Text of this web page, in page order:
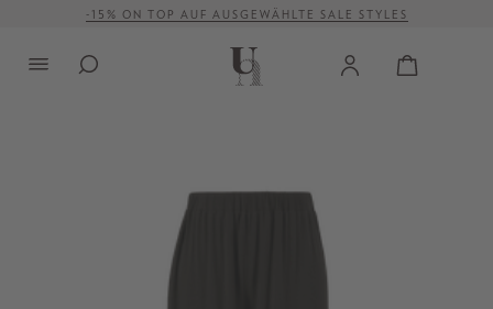
springen-15% ON TOP AUF AUSGEWÄHLTE SALE STYLES